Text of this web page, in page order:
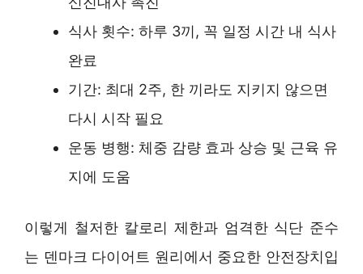
식사 횟수: 하루 3끼, 꼭 일정 시간 내 식사
완료
기간: 최대 2주, 한 끼라도 지키지 않으면
다시 시작 필요
운동 병행: 체중 감량 효과 상승 및 근육 유
지에 도움
이렇게 철저한 칼로리 제한과 엄격한 식단 준수
는 덴마크 다이어트 원리에서 중요한 안전장치입